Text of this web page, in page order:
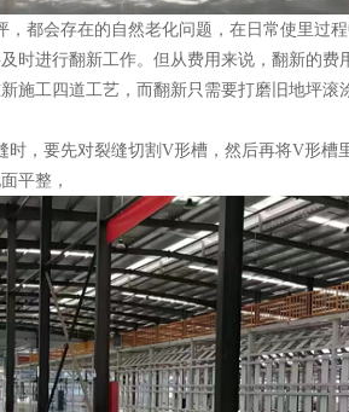
，都会存在的自然老化问题，在日常使里过
时进行翻新工作。但从费用来说，翻新的费
施工四道工艺，而翻新只需要打磨旧地坪滚
时，要先对裂缝切割V形槽，然后再将V形槽
平整，